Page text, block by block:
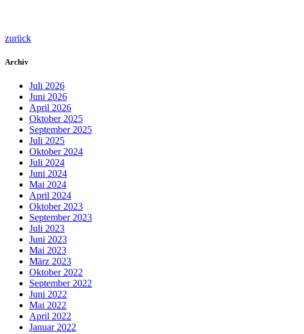
zurück
Archiv
Juli 2026
Juni 2026
April 2026
Oktober 2025
September 2025
Juli 2025
Oktober 2024
Juli 2024
Juni 2024
Mai 2024
April 2024
Oktober 2023
September 2023
Juli 2023
Juni 2023
Mai 2023
März 2023
Oktober 2022
September 2022
Juni 2022
Mai 2022
April 2022
Januar 2022